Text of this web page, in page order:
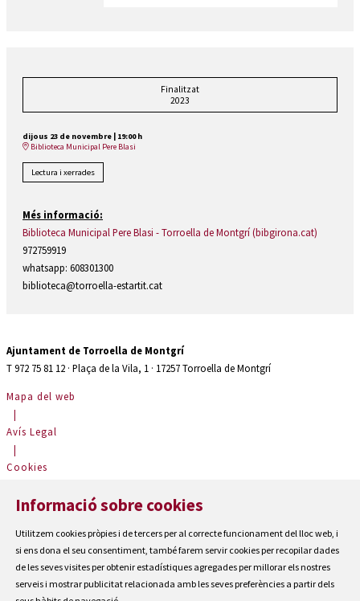
Finalitzat
2023
dijous 23 de novembre
19:00 h
Biblioteca Municipal Pere Blasi
Lectura i xerrades
Més informació:
Biblioteca Municipal Pere Blasi - Torroella de Montgrí (bibgirona.cat)
972759919
whatsapp: 608301300
biblioteca@torroella-estartit.cat
Ajuntament de Torroella de Montgrí
T 972 75 81 12 · Plaça de la Vila, 1 · 17257 Torroella de Montgrí
Mapa del web
|
Avís Legal
|
Cookies
Contactar
Accessibilitat
Informació sobre cookies
Utilitzem cookies pròpies i de tercers per al correcte funcionament del lloc web, i
si ens dona el seu consentiment, també farem servir cookies per recopilar dades
de les seves visites per obtenir estadístiques agregades per millorar els nostres
serveis i mostrar publicitat relacionada amb les seves preferències a partir dels